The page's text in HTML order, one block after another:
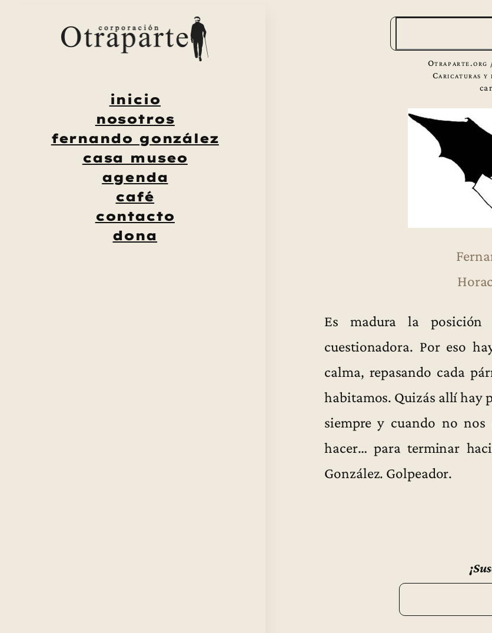
inicio
nosotros
fernando gonzález
casa museo
agenda
café
contacto
dona
Otraparte.org
Caricaturas y
Es madura la posición
cuestionadora. Por eso
calma, repasando cada
habitamos. Quizás allí hay
siempre y cuando no
hacer… para terminar
González. Golpeador.